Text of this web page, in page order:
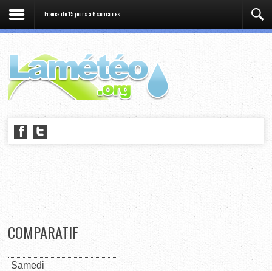
France de 15 jours à 6 semaines
COMPARATIF
Samedi